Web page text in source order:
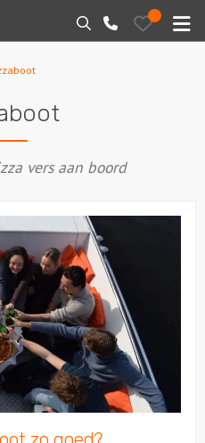
Zoeken
030-
2145099
Bewaarde
uitjes
spel
vers aan boord